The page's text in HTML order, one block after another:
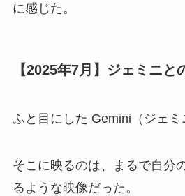
に感じた。
【2025年7月】ジェミニと
ふと目にした Gemini（ジェミ
そこに映るのは、まるで自分
るような映像だった。